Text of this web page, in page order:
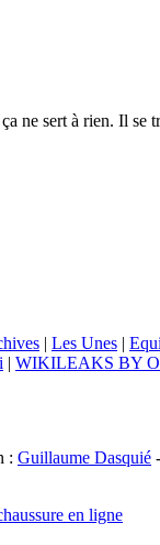
ne sert à rien. Il se
| Les Unes |
| WIKILEAKS BY
: Guillaume Dasquié
en ligne